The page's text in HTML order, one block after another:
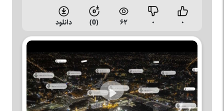
۰ ۰ ۶۲ (0) دانلود
Play